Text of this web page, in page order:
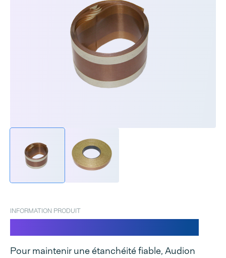
INFORMATION PRODUIT
Pour maintenir une étanchéité fiable, Audion